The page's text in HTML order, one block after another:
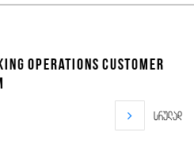
Operations Customer
სრულად